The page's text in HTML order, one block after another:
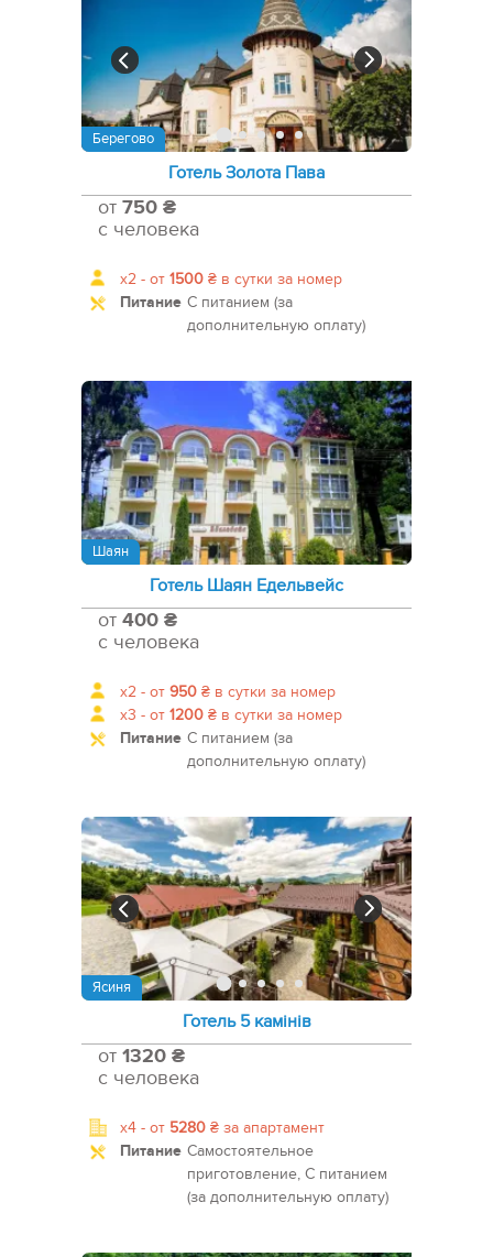
Берегово
Готель Золота Пава
от 750 ₴
с человека
x2 - от 1500 ₴ в сутки за номер
Питание С питанием (за
дополнительную оплату)
Шаян
Готель Шаян Едельвейс
от 400 ₴
с человека
x2 - от 950 ₴ в сутки за номер
x3 - от 1200 ₴ в сутки за номер
Питание С питанием (за
дополнительную оплату)
Ясиня
Готель 5 камінів
от 1320 ₴
с человека
x4 - от 5280 ₴ за апартамент
Питание Самостоятельное
приготовление, С питанием
(за дополнительную оплату)